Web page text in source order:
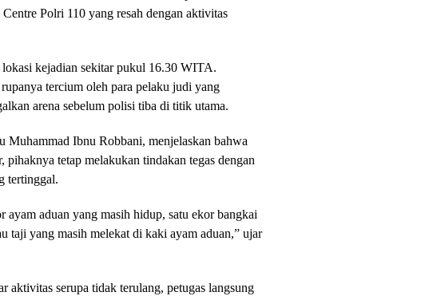
Polri 110 yang resah dengan aktivitas
lokasi kejadian sekitar pukul 16.30 WITA.
tercium oleh para pelaku judi yang
arena sebelum polisi tiba di titik utama.
Muhammad Ibnu Robbani, menjelaskan bahwa
pihaknya tetap melakukan tindakan tegas dengan
tertinggal.
ayam aduan yang masih hidup, satu ekor bangkai
taji yang masih melekat di kaki ayam aduan,” ujar
aktivitas serupa tidak terulang, petugas langsung